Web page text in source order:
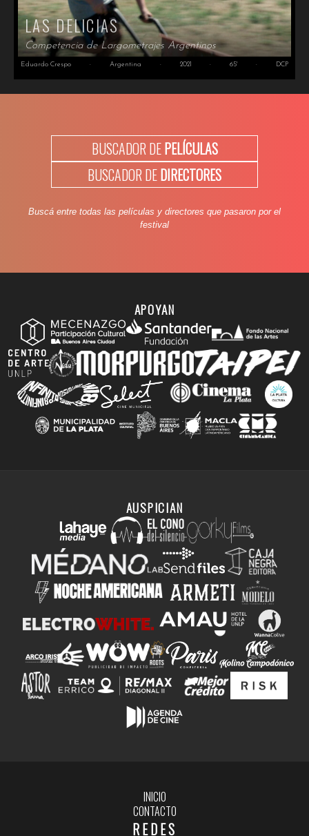
LAS DELICIAS
Competencia de Largometrajes Argentinos
Eduardo Crespo · Argentina · 2021 · 65' · DCP
BUSCADOR DEPELÍCULAS
BUSCADOR DEDIRECTORES
Buscá entre todas las películas y directores que pasaron por el
festival
APOYAN
AUSPICIAN
INICIO
CONTACTO
REDES